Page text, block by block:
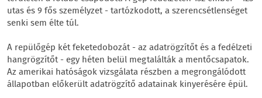
utas és 9 fős személyzet - tartózkodott, a szerencsétlenséget
senki sem élte túl.
A repülőgép két feketedobozát - az adatrögzítőt és a fedélzeti
hangrögzítőt - egy héten belül megtalálták a mentőcsapatok.
Az amerikai hatóságok vizsgálata részben a megrongálódott
állapotban előkerült adatrögzítő adatainak kinyerésére épül.